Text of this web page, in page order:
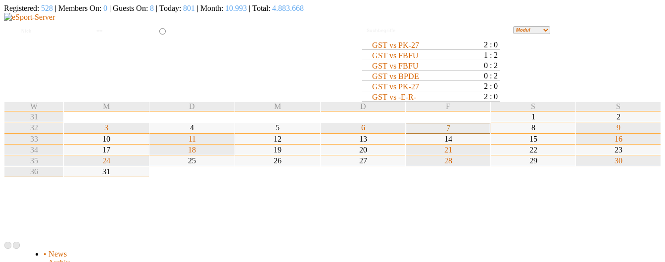
Registered: 528 | Members On: 0 | Guests On: 8 | Today: 801 | Month: 10.993 | Total: 4.883.668
GST vs PK-27
2 : 0
GST vs FBFU
1 : 2
GST vs FBFU
0 : 2
GST vs BPDE
0 : 2
GST vs PK-27
2 : 0
GST vs -E-R-
2 : 0
W
M D M D F S
S
31
1
2
32
3 4 5 6 7 8
9
33
10 11 12 13 14 15
16
34
17 18 19 20 21 22
23
35
24 25 26 27 28 29
30
36
31
• News